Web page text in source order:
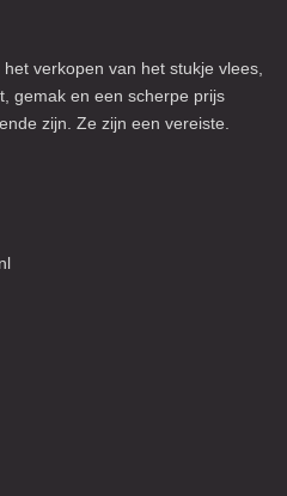
verkopen van het stukje vlees,
gemak en een scherpe prijs
zijn. Ze zijn een vereiste.